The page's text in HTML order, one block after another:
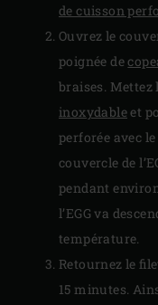
de cuisson
Ouvrez le
poignée de
braises. Mettez
inoxydableet
perforée avec
couvercle de
pendant
l’EGG va
température.
Retournez le
15 minutes.